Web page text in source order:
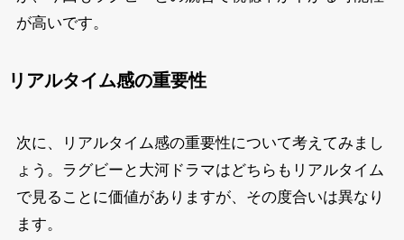
が高いです。
リアルタイム感の重要性
次に、リアルタイム感の重要性について考えてみまし
ょう。ラグビーと大河ドラマはどちらもリアルタイム
で見ることに価値がありますが、その度合いは異なり
ます。